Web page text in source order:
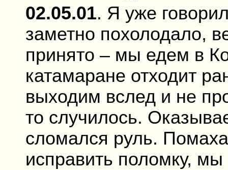
02.05.01. Я уже
заметно похолодало,
принято – мы едем в
катамаране отходит
выходим вслед и не
то случилось.
сломался руль.
исправить поломку,